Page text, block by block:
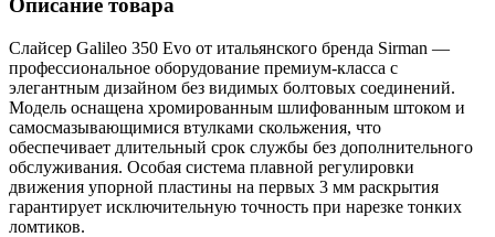
Описание товара
Слайсер Galileo 350 Evo от итальянского бренда Sirman —
профессиональное оборудование премиум-класса с
элегантным дизайном без видимых болтовых соединений.
Модель оснащена хромированным шлифованным штоком и
самосмазывающимися втулками скольжения, что
обеспечивает длительный срок службы без дополнительного
обслуживания. Особая система плавной регулировки
движения упорной пластины на первых 3 мм раскрытия
гарантирует исключительную точность при нарезке тонких
ломтиков.